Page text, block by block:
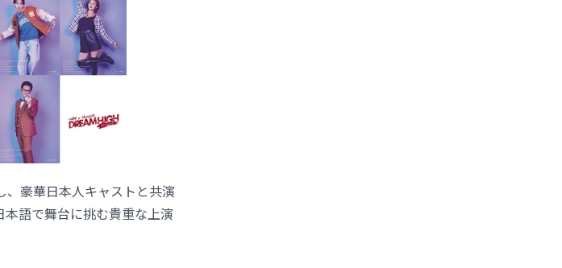
豪華日本人キャストと共演
語で舞台に挑む貴重な上演